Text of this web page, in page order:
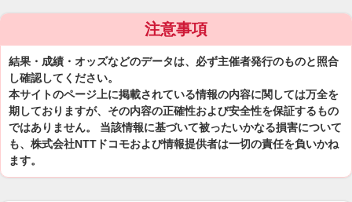
注意事項
結果・成績・オッズなどのデータは、必ず主催者発行のものと照合
し確認してください。
本サイトのページ上に掲載されている情報の内容に関しては万全を
期しておりますが、その内容の正確性および安全性を保証するもの
ではありません。 当該情報に基づいて被ったいかなる損害について
も、株式会社NTTドコモおよび情報提供者は一切の責任を負いかね
ます。